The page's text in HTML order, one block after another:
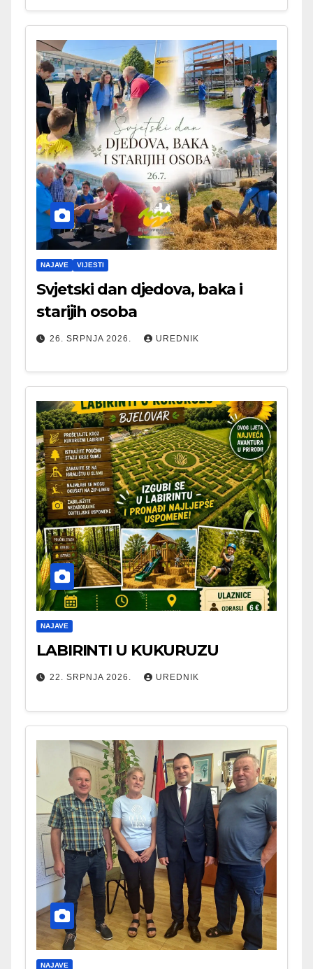
NAJAVE VIJESTI
Svjetski dan djedova, baka i
starijih osoba
26. SRPNJA 2026. UREDNIK
NAJAVE
LABIRINTI U KUKURUZU
22. SRPNJA 2026. UREDNIK
NAJAVE